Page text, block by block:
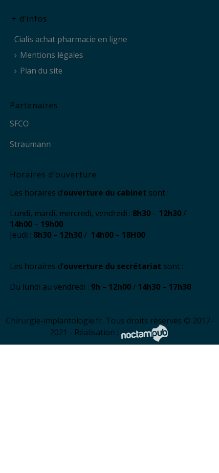
+ d’infos
Cialis achat pharmacie en ligne
Mentions légales
Plan du site
Partenaires
SFCO
Straumann
Horaires d’ouverture
Les horaires d’ouverture du cabinet sont :
Lundi, mardi, mercredi, vendredi : 8h30 – 12h30/
14h00 – 19h00
Jeudi : 8h30 – 12h30/ 14h00 – 18H00
Les horaires d’ouverture du secrétariat sont :
Du lundi au vendredi : 9h – 12h00/ 14h30 – 17h30
Chirurgie-implantologie.fr. Tous droits réservés © 2017-
2021 - Réalisation :